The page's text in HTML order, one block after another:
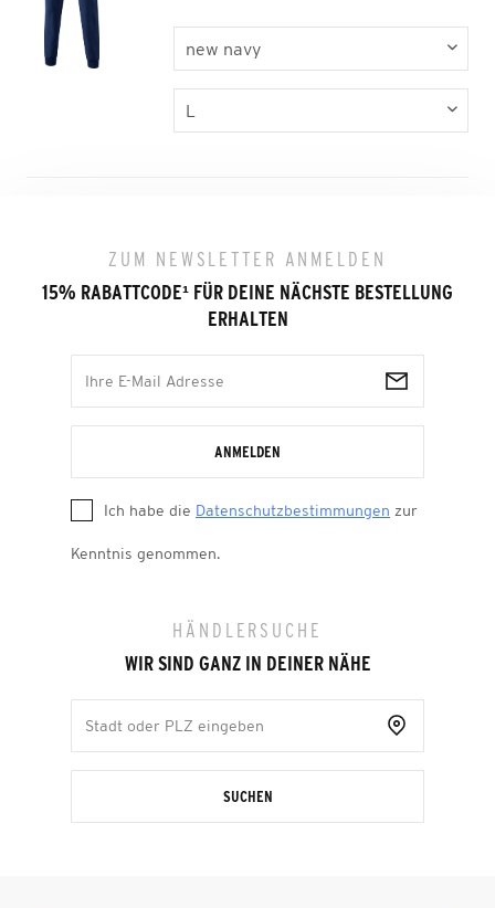
ZUM NEWSLETTER ANMELDEN
15% RABATTCODE¹ FÜR DEINE NÄCHSTE BESTELLUNG
ERHALTEN
ANMELDEN
Ich habe die Datenschutzbestimmungen zur
Kenntnis genommen.
HÄNDLERSUCHE
WIR SIND GANZ IN DEINER NÄHE
SUCHEN